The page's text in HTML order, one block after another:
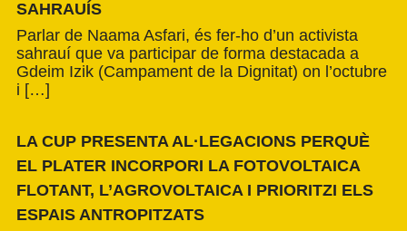
SAHRAUÍS
Parlar de Naama Asfari, és fer-ho d’un activista
sahrauí que va participar de forma destacada a
Gdeim Izik (Campament de la Dignitat) on l’octubre
i […]
LA CUP PRESENTA AL·LEGACIONS PERQUÈ
EL PLATER INCORPORI LA FOTOVOLTAICA
FLOTANT, L’AGROVOLTAICA I PRIORITZI ELS
ESPAIS ANTROPITZATS